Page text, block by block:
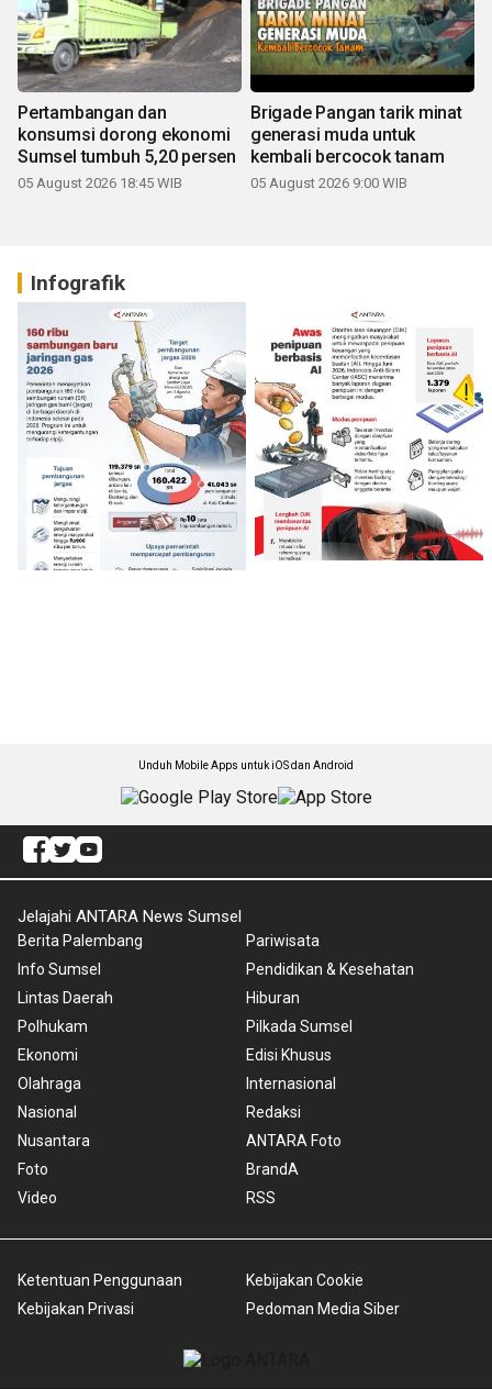
Pertambangan dan
konsumsi dorong ekonomi
Sumsel tumbuh 5,20 persen
05 August 2026 18:45 WIB
Brigade Pangan tarik minat
generasi muda untuk
kembali bercocok tanam
05 August 2026 9:00 WIB
Infografik
Unduh Mobile Apps untuk iOS dan Android
Jelajahi ANTARA News Sumsel
Berita Palembang
Info Sumsel
Lintas Daerah
Polhukam
Ekonomi
Olahraga
Nasional
Nusantara
Foto
Video
Pariwisata
Pendidikan & Kesehatan
Hiburan
Pilkada Sumsel
Edisi Khusus
Internasional
Redaksi
ANTARA Foto
BrandA
RSS
Ketentuan Penggunaan
Kebijakan Privasi
Kebijakan Cookie
Pedoman Media Siber